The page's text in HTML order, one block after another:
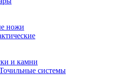
ножи
и камни
системы